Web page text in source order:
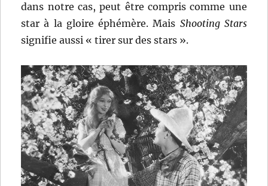
dans notre cas, peut être compris comme une
star à la gloire éphémère. Mais Shooting Stars
signifie aussi « tirer sur des stars ».